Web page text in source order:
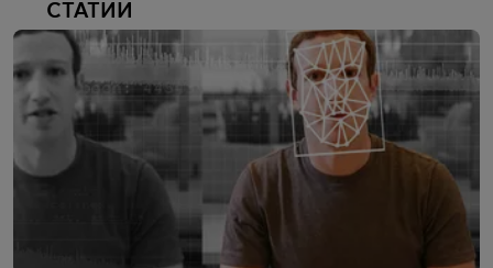
СТАТИИ